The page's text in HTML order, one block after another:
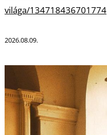
világa/134718436701774
2026.08.09.